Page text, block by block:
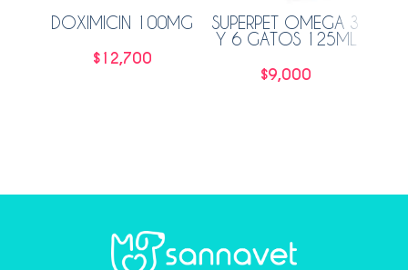
DOXIMICIN 100MG
$12,700
SUPERPET OMEGA 3
Y 6 GATOS 125ML
$9,000